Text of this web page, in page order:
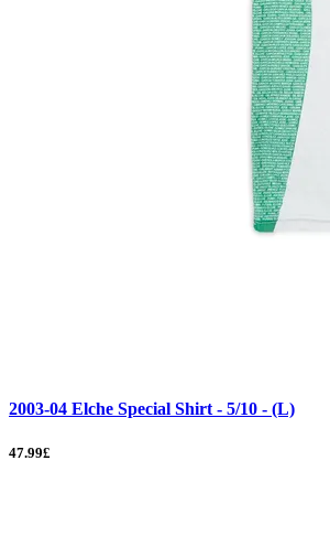
2003-04 Elche Special Shirt - 5/10 - (L)
47.99£